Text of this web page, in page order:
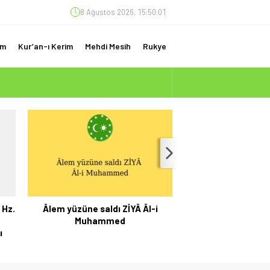
8 Ağustos 2026, 15:50:01
Kur’an-ı Kerim Mehdi Mesih Rukye
ÖNEMLİ)
Âlem yüzüne saldı ZİYÂ Âl-i
Muhammed